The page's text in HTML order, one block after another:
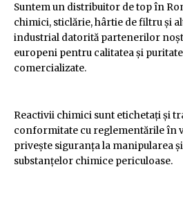
Suntem un distribuitor de top în
chimici, sticlărie, hârtie de filtru și
industrial datorită partenerilor
europeni pentru calitatea și
comercializate.
Reactivii chimici sunt etichetați și
conformitate cu reglementările în
privește siguranța la manipularea
substanțelor chimice periculoase.